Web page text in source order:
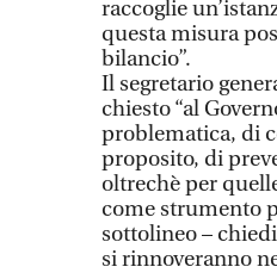
raccoglie
questa misura
bilancio”.
Il segretario
chiesto “al
problematica, di
proposito, di
oltrechè per
come strumento
sottolineo –
si rinnoveranno